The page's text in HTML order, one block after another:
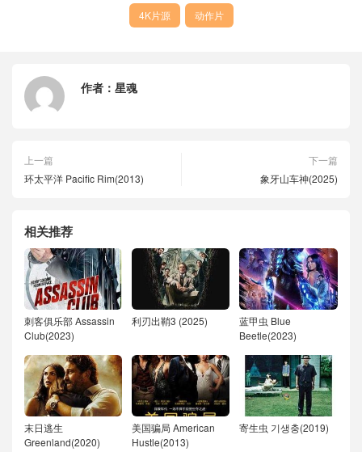
4K片源 动作片
作者： 星魂
上一篇
环太平洋 Pacific Rim(2013)
下一篇
象牙山车神(2025)
相关推荐
刺客俱乐部 Assassin
Club(2023)
利刃出鞘3 (2025)
蓝甲虫 Blue
Beetle(2023)
末日逃生
Greenland(2020)
美国骗局 American
Hustle(2013)
寄生虫 기생충(2019)